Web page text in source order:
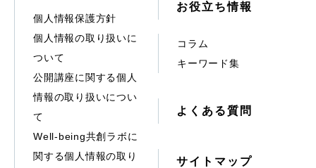
個人情報保護方針
個人情報の取り扱いに
ついて
公開講座に関する個人
情報の取り扱いについ
て
Well-being共創ラボに
関する個人情報の取り
お役立ち情報
コラム
キーワード集
よくある質問
サイトマップ